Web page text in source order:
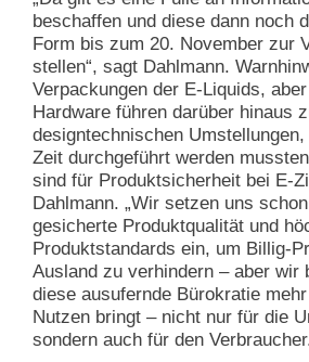
beschaffen und diese dann noch
Form bis zum 20. November zur
stellen“, sagt Dahlmann.
Verpackungen der E-Liquids,
Hardware führen darüber hinaus
designtechnischen
Zeit durchgeführt werden
sind für Produktsicherheit bei E-
Dahlmann. „Wir setzen uns
gesicherte Produktqualität und
Produktstandards ein, um Billig-
Ausland zu verhindern – aber wir
diese ausufernde Bürokratie
Nutzen bringt – nicht nur für die
sondern auch für den